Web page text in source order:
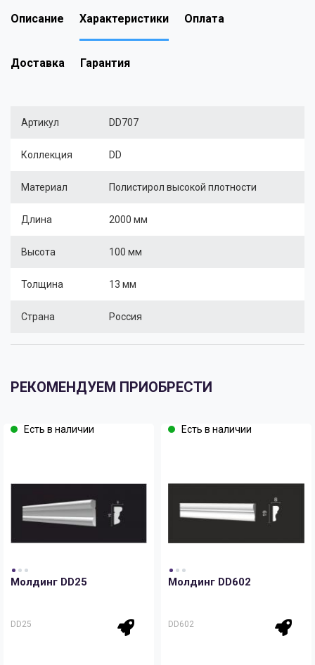
Описание Характеристики Оплата
Доставка Гарантия
Артикул DD707
Коллекция DD
Материал Полистирол высокой плотности
Длина 2000 мм
Высота 100 мм
Толщина 13 мм
Страна Россия
РЕКОМЕНДУЕМ ПРИОБРЕСТИ
Есть в наличии
Молдинг DD25
DD25
Есть в наличии
Молдинг DD602
DD602